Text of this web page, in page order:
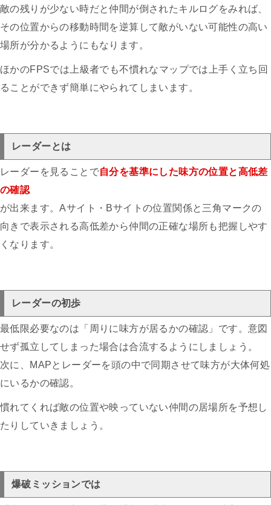
敵の残りが少ない時だと仲間が倒されたキルログをみれば、
その位置からの移動時間を逆算して敵がいない可能性の高い
場所が分かるようにもなります。
ほかのFPSでは上級者でも不慣れなマップでは上手く立ち回
ることができず簡単にやられてしまいます。
レーダーとは
レーダーを見ることで自分を基準にした味方の位置と高低差
の確認
が出来ます。Aサイト・Bサイトの位置関係と三角マークの
向きで表示される高低差から仲間の正確な場所も把握しやす
くなります。
レーダーの初歩
最低限必要なのは「周りに味方が居るかの確認」です。意図
せず孤立してしまった場合は合流するようにしましょう。
次に、MAPとレーダーを頭の中で同期させて味方が大体何処
にいるかの確認。
慣れてくれば敵の位置や映っていない仲間の居場所を予想し
たりしていきましょう。
爆破ミッションでは